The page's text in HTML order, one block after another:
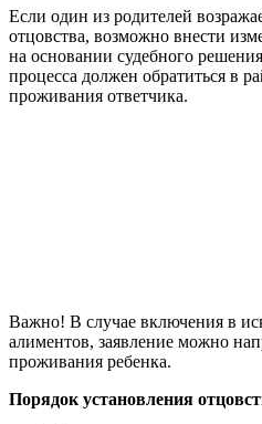
Если один из родителей
отцовства, возможно внести
на основании судебного
процесса должен обратиться в
проживания ответчика.
Важно! В случае включения в
алиментов, заявление можно
проживания ребенка.
Порядок установления